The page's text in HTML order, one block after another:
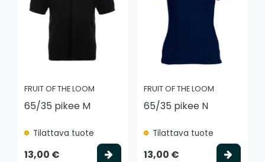
FRUIT OF THE LOOM
65/35 pikee M
Tilattava tuote
13,00 € Valitse vaihtoehto
FRUIT OF THE LOOM
65/35 pikee N
Tilattava tuote
13,00 €